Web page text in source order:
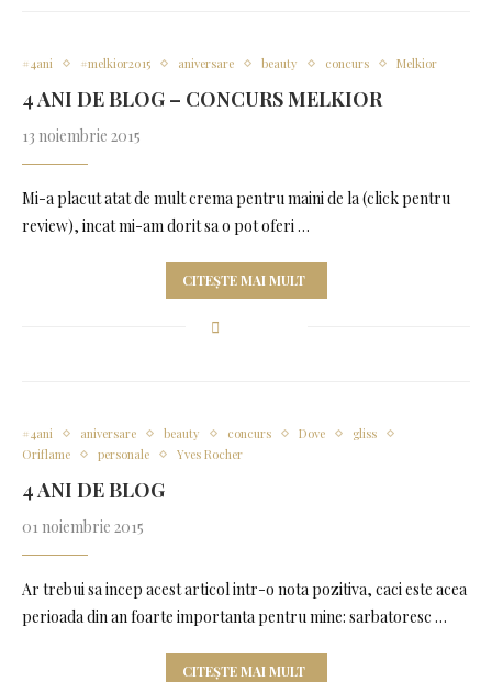
#4ani #melkior2015 aniversare beauty concurs Melkior
4 ANI DE BLOG – CONCURS MELKIOR
13 noiembrie 2015
Mi-a placut atat de mult crema pentru maini de la (click pentru
review), incat mi-am dorit sa o pot oferi …
CITEȘTE MAI MULT
#4ani aniversare beauty concurs Dove
gliss
Oriflame
personale Yves Rocher
4 ANI DE BLOG
01 noiembrie 2015
Ar trebui sa incep acest articol intr-o nota pozitiva, caci este acea
perioada din an foarte importanta pentru mine: sarbatoresc …
CITEȘTE MAI MULT